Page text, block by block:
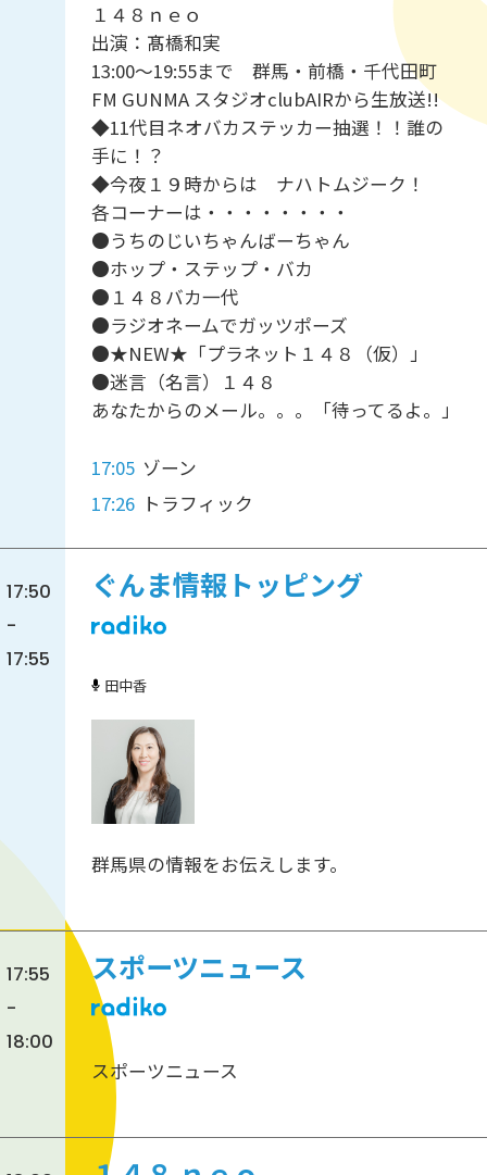
１４８ｎｅｏ
出演：髙橋和実
13:00～19:55まで 群馬・前橋・千代田町
FM GUNMA スタジオclubAIRから生放送!!
◆11代目ネオバカステッカー抽選！！誰の
手に！？
◆今夜１９時からは ナハトムジーク！
各コーナーは・・・・・・・・
●うちのじいちゃんばーちゃん
●ホップ・ステップ・バカ
●１４８バカ一代
●ラジオネームでガッツポーズ
●★NEW★「プラネット１４８（仮）」
●迷言（名言）１４８
あなたからのメール。。。「待ってるよ。」
17:05 ゾーン
17:26 トラフィック
17:50
-
17:55
ぐんま情報トッピング
田中香
群馬県の情報をお伝えします。
17:55
-
18:00
スポーツニュース
スポーツニュース